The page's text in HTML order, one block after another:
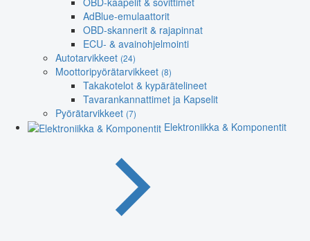
AdBlue-emulaattorit
OBD-skannerit & rajapinnat
ECU- & avainohjelmointi
Autotarvikkeet (24)
Moottoripyörätarvikkeet (8)
Takakotelot & kypärätelineet
Tavarankannattimet ja Kapselit
Pyörätarvikkeet (7)
Elektroniikka & Komponentit